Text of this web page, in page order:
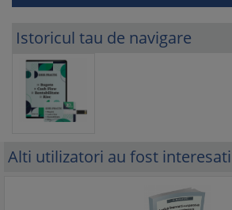
Istoricul tau de navigare
Alti utilizatori au fost interesati